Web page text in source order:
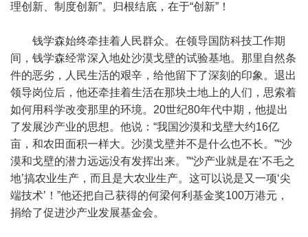
理创新、制度创新”。归根结底，在于“创新”！
钱学森始终牵挂着人民群众。在领导国防科技工作期
间，钱学森经常深入地处沙漠戈壁的试验基地。那里自然条
件的恶劣，人民生活的艰辛，给他留下了深刻的印象。退出
领导岗位后，他还牵挂着生活在那块土地上的人们，思索着
如何用科学改变那里的环境。20世纪80年代中期，他提出
了发展沙产业的思想。他说：“我国沙漠和戈壁大约16亿
亩，和农田面积一样大。沙漠戈壁并不是什么也不长。”“沙
漠和戈壁的潜力远远没有发挥出来。”“沙产业就是在‘不毛之
地’搞农业生产，而且是大农业生产。这可以说是又一项‘尖
端技术’！”他还把自己获得的何梁何利基金奖100万港元，
捐给了促进沙产业发展基金会。